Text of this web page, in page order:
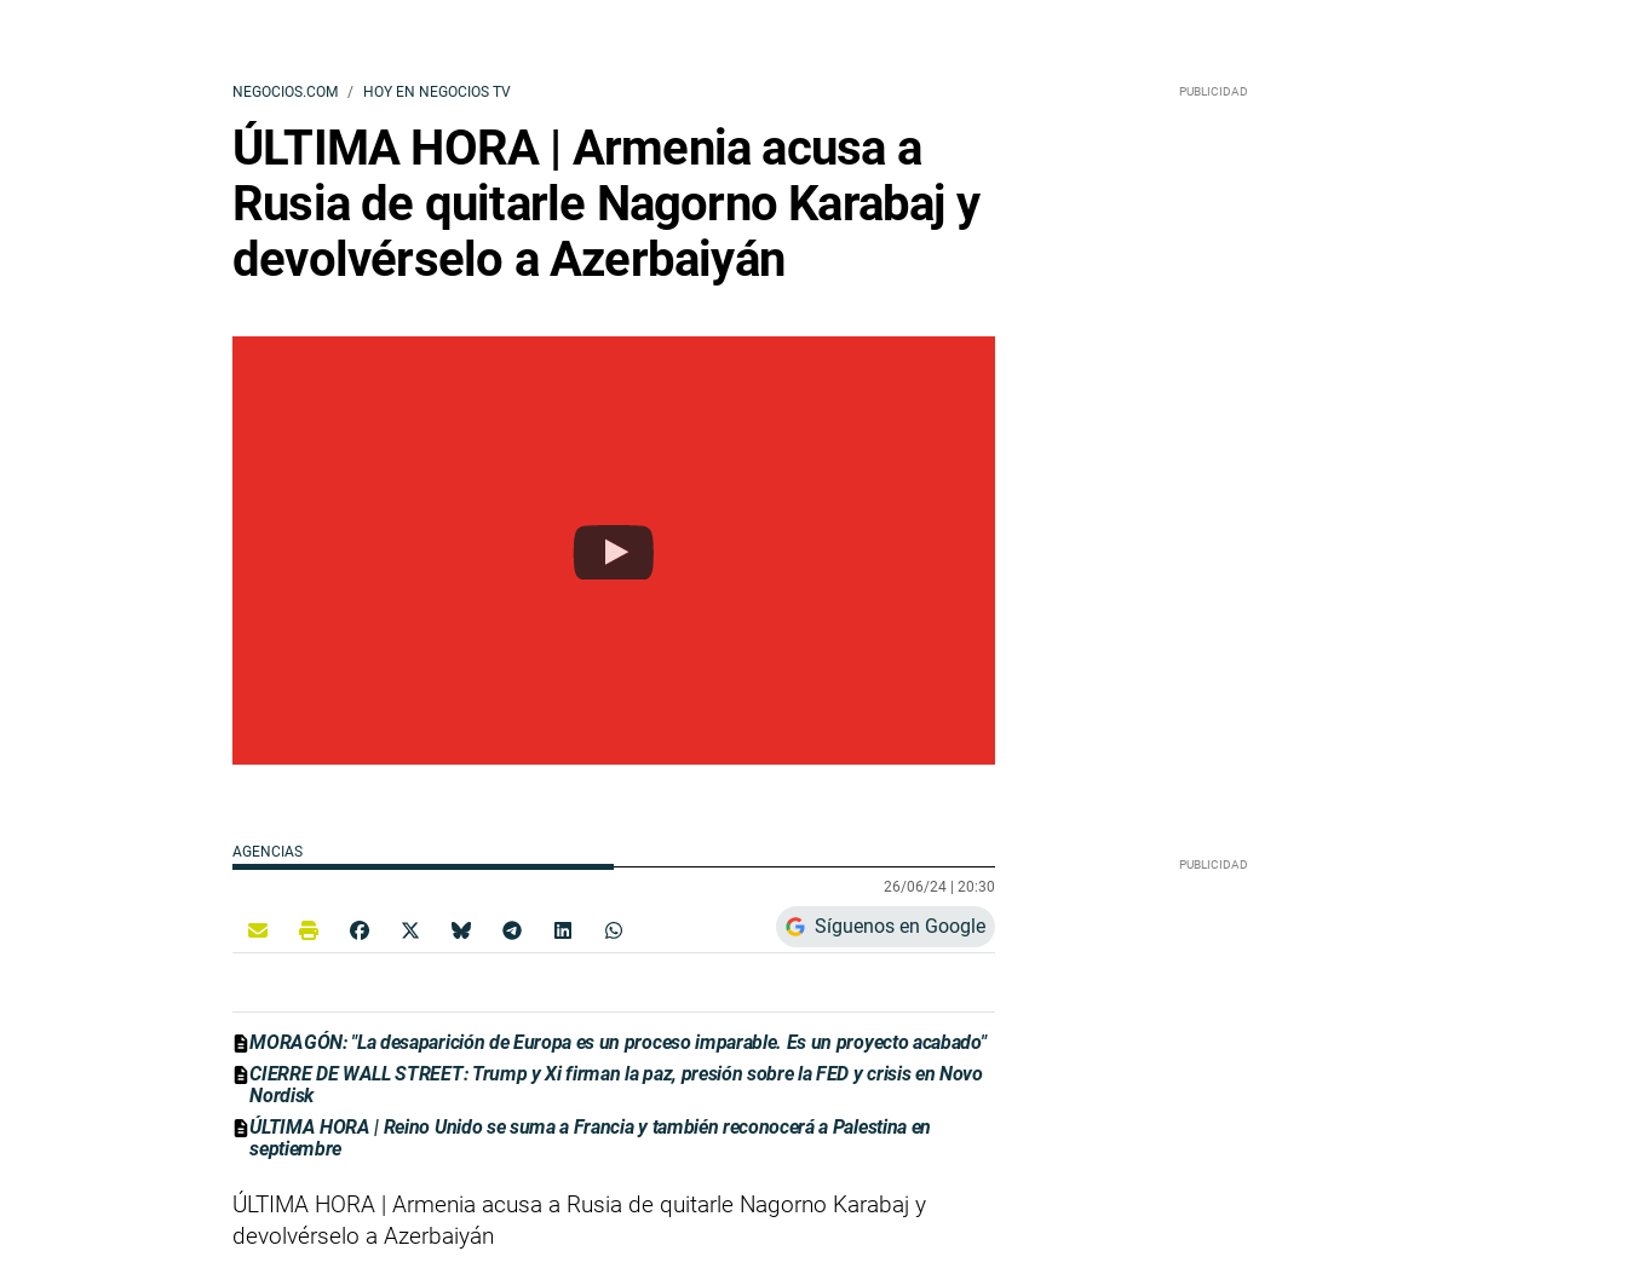
NEGOCIOS.COM HOY EN NEGOCIOS TV
ÚLTIMA HORA | Armenia acusa a
Rusia de quitarle Nagorno Karabaj y
devolvérselo a Azerbaiyán
AGENCIAS
26/06/24 | 20:30
Síguenos en Google
MORAGÓN: "La desaparición de Europa es un proceso imparable. Es un proyecto acabado"
CIERRE DE WALL STREET: Trump y Xi firman la paz, presión sobre la FED y crisis en Novo
Nordisk
ÚLTIMA HORA | Reino Unido se suma a Francia y también reconocerá a Palestina en
septiembre
ÚLTIMA HORA | Armenia acusa a Rusia de quitarle Nagorno Karabaj y
devolvérselo a Azerbaiyán